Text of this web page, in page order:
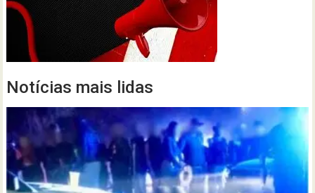
Notícias mais lidas